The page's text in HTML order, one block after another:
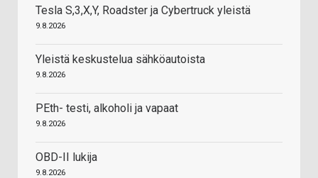
Tesla S,3,X,Y, Roadster ja Cybertruck yleistä
9.8.2026
Yleistä keskustelua sähköautoista
9.8.2026
PEth- testi, alkoholi ja vapaat
9.8.2026
OBD-II lukija
9.8.2026